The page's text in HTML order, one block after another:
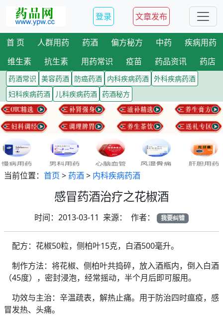
登录 文章发布
首 页 人群用药 药酒 偏方秘方 中药
疾病用药
维生素
抗生素 用药常识 疫苗 药品资讯 药店
药酒常识 美容药酒 防癌药酒 内科疾病药酒 外科疾病药酒
妇科疾病药酒
儿科疾病药酒 药酒秘方
当前位置： 首页 > 药酒> 内科疾病药酒
感冒药酒治疗之花椒酒
时间：2013-03-11 来源： 作者： 我要纠错
配方：花椒50粒，侧柏叶15克，白酒500毫升。
制作方法：将花椒、侧柏叶共捣碎，放入酒瓶内，倒入白酒
（45度），密封浸泡，经常摇动，半个月后即可服用。
功效与主治：辛温疏表，解热止痛。用于防治四时瘟疫，感
冒发热、头痛。